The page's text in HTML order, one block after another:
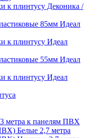
к плинтусу Деконика /
85мм Идеал
к плинтусу Идеал
55мм Идеал
к плинтусу Идеал
метра к панелям ПВХ
Белые 2,7 метра